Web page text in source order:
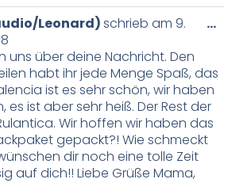
Leonard)schrieb am 9.
uns über deine Nachricht. Den
habt ihr jede Menge Spaß, das
ist es sehr schön, wir haben
es ist aber sehr heiß. Der Rest der
Wir hoffen wir haben das
gepackt?! Wie schmeckt
dir noch eine tolle Zeit
auf dich!! Liebe Grüße Mama,
…